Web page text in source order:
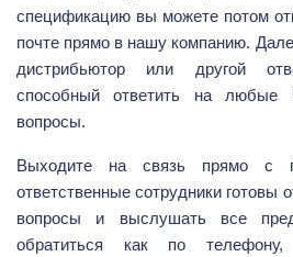
спецификацию вы можете потом
почте прямо в нашу компанию.
дистрибьютор или другой
способный ответить на любые
вопросы.
Выходите на связь прямо с
ответственные сотрудники
вопросы и выслушать все
обратиться как по